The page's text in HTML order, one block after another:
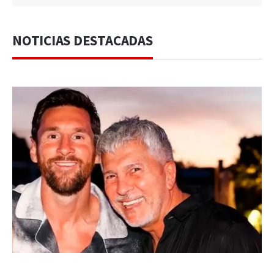
NOTICIAS DESTACADAS